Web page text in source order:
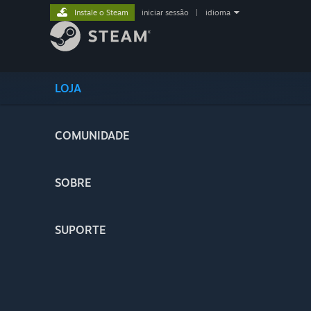
LOJA
COMUNIDADE
SOBRE
SUPORTE
Instale o Steam iniciar sessão idioma